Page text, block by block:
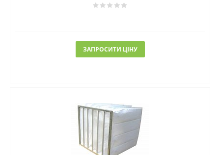
ЗАПРОСИТИ ЦІНУ